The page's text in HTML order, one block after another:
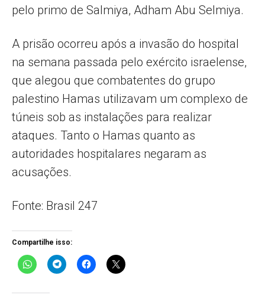
pelo primo de Salmiya, Adham Abu Selmiya.
A prisão ocorreu após a invasão do hospital
na semana passada pelo exército israelense,
que alegou que combatentes do grupo
palestino Hamas utilizavam um complexo de
túneis sob as instalações para realizar
ataques. Tanto o Hamas quanto as
autoridades hospitalares negaram as
acusações.
Fonte: Brasil 247
Compartilhe isso: